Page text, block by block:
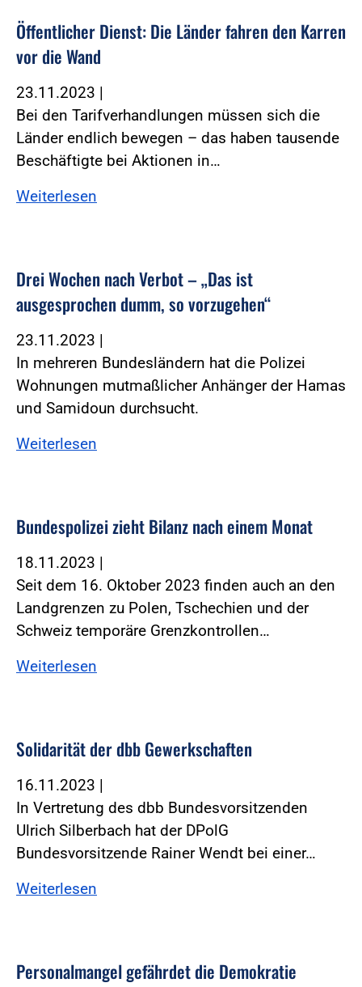
Öffentlicher Dienst: Die Länder fahren den Karren
vor die Wand
23.11.2023 |
Bei den Tarifverhandlungen müssen sich die
Länder endlich bewegen – das haben tausende
Beschäftigte bei Aktionen in…
Weiterlesen
Drei Wochen nach Verbot – „Das ist
ausgesprochen dumm, so vorzugehen“
23.11.2023 |
In mehreren Bundesländern hat die Polizei
Wohnungen mutmaßlicher Anhänger der Hamas
und Samidoun durchsucht.
Weiterlesen
Bundespolizei zieht Bilanz nach einem Monat
18.11.2023 |
Seit dem 16. Oktober 2023 finden auch an den
Landgrenzen zu Polen, Tschechien und der
Schweiz temporäre Grenzkontrollen…
Weiterlesen
Solidarität der dbb Gewerkschaften
16.11.2023 |
In Vertretung des dbb Bundesvorsitzenden
Ulrich Silberbach hat der DPolG
Bundesvorsitzende Rainer Wendt bei einer…
Weiterlesen
Personalmangel gefährdet die Demokratie